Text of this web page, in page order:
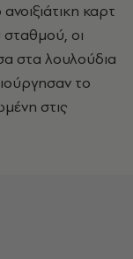
καρτ
οι
στα λουλούδια
το
στις